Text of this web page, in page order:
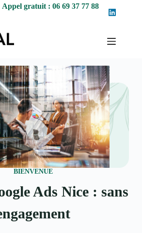
Appel gratuit : 06 69 37 77 88
BIENVENUE
Ads Nice : sans